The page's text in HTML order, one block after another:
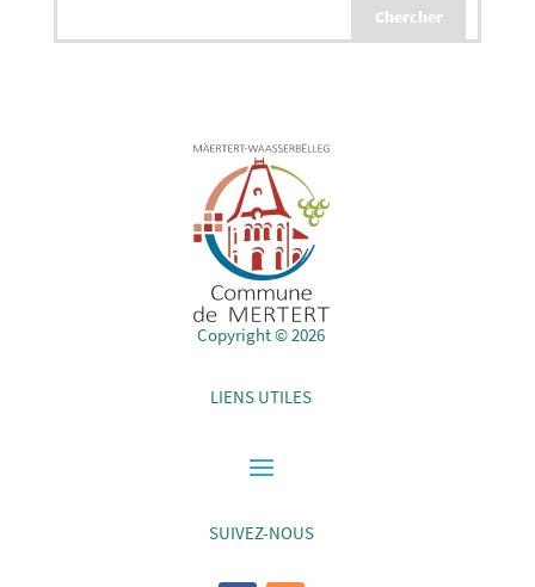
Copyright © 2026
LIENS UTILES
SUIVEZ-NOUS